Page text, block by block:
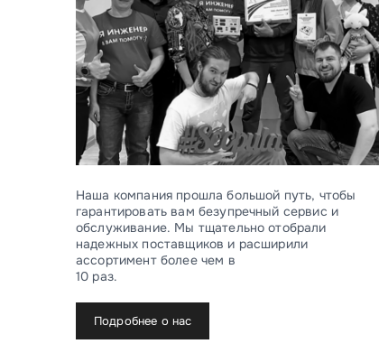
Наша компания прошла большой путь, чтобы
гарантировать вам безупречный сервис и
обслуживание. Мы тщательно отобрали
надежных поставщиков и расширили
ассортимент более чем в
10 раз.
Подробнее о нас